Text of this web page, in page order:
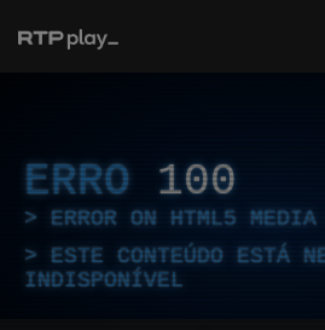
ERRO 100
ERROR ON HTML5 MEDIA
ESTE CONTEÚDO ESTÁ
INDISPONÍVEL